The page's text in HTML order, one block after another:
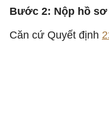
Bước 2: Nộp hồ
Căn cứ Quyết định